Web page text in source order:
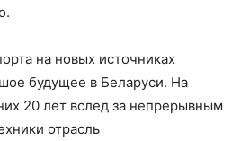
на новых источниках
будущее в Беларуси. На
20 лет вслед за непрерывным
отрасль